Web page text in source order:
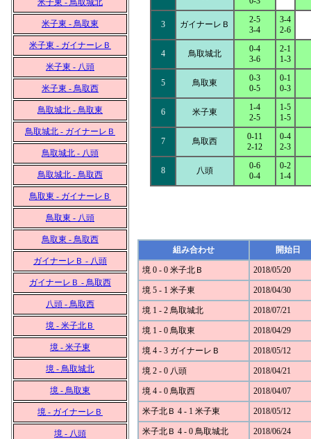
米子東 - 鳥取城北
米子東 - 鳥取東
米子東 - ガイナーレＢ
米子東 - 八頭
米子東 - 鳥取西
鳥取城北 - 鳥取東
鳥取城北 - ガイナーレＢ
鳥取城北 - 八頭
鳥取城北 - 鳥取西
鳥取東 - ガイナーレＢ
鳥取東 - 八頭
鳥取東 - 鳥取西
ガイナーレＢ - 八頭
ガイナーレＢ - 鳥取西
八頭 - 鳥取西
境 - 米子北Ｂ
境 - 米子東
境 - 鳥取城北
境 - 鳥取東
境 - ガイナーレＢ
境 - 八頭
3 ガイナーレＢ
2-5
3-4
3-4
2-6
4 鳥取城北
0-4
3-6
2-1
1-3
5 鳥取東
0-3
0-5
0-1
0-3
6 米子東
1-4
2-5
1-5
1-5
7 鳥取西
0-11
2-12
0-4
2-3
8 八頭
0-6
0-4
0-2
1-4
組み合わせ 開始日
境 0 - 0 米子北Ｂ 2018/05/20
境 5 - 1 米子東 2018/04/30
境 1 - 2 鳥取城北 2018/07/21
境 1 - 0 鳥取東 2018/04/29
境 4 - 3 ガイナーレＢ 2018/05/12
境 2 - 0 八頭 2018/04/21
境 4 - 0 鳥取西 2018/04/07
米子北Ｂ 4 - 1 米子東 2018/05/12
米子北Ｂ 4 - 0 鳥取城北 2018/06/24